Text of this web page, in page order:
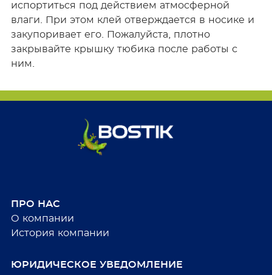
испортиться под действием атмосферной
влаги. При этом клей отверждается в носике и
закупоривает его. Пожалуйста, плотно
закрывайте крышку тюбика после работы с
ним.
ПРО НАС
О компании
История компании
ЮРИДИЧЕСКОЕ УВЕДОМЛЕНИЕ